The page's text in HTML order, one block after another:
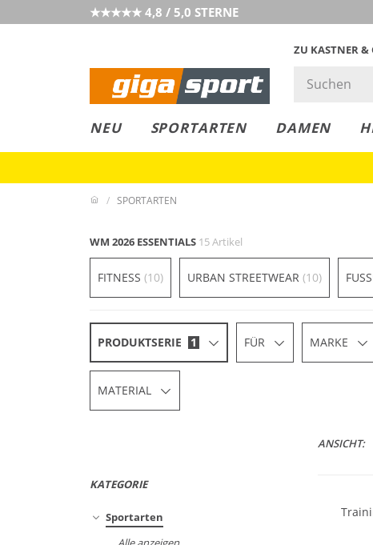
★★★★★ 4,8 / 5,0 STERNE
ZU KASTNER &
NEU SPORTARTEN DAMEN
LEASING
COLLECT
RESERVE
SPORTARTEN
WM 2026 ESSENTIALS 15 Artikel
FITNESS (10) URBAN STREETWEAR (10)
PRODUKTSERIE 1 FÜR MARKE
MATERIAL
ANSICHT:
KATEGORIE
Sportarten